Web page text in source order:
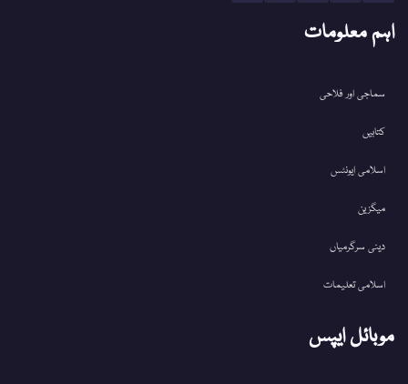
اہم معلومات
سماجی اور فلاحی
کتابیں
اسلامی ایونٹس
میگزین
دینی سرگرمیاں
اسلامی تعلیمات
موبائل ایپس